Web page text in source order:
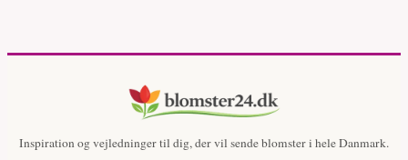
Inspiration og vejledninger til dig, der vil sende blomster i hele Danmark.